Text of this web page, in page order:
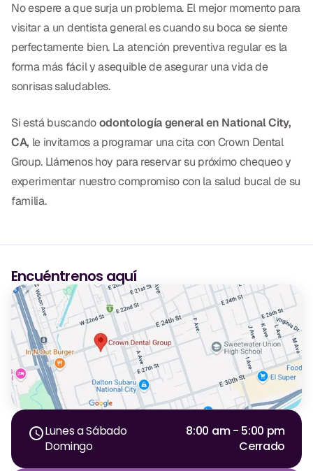
No espere a que surja un problema. El mejor momento para
visitar a un dentista general es cuando su boca se siente
perfectamente bien. La atención preventiva regular es la
forma más fácil y asequible de asegurar una vida de
sonrisas saludables.
Si está buscandoodontología general en National City,
CA, le invitamos a programar una cita con Crown Dental
Group. Llámenos hoy para reservar su próximo chequeo y
experimentar nuestro compromiso con la salud bucal de su
familia.
Encuéntrenos aquí
Lunes a Sábado
8:00 am - 5:00 pm
Domingo
Cerrado